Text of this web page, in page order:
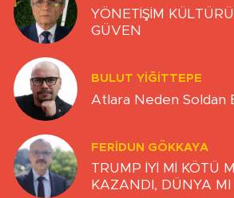
YÖNETİŞİM
GÜVEN
BULUT YİĞİTTEPE
Atlara Neden Soldan
FERIDUN GÖKKAYA
TRUMP İYİ Mİ KÖTÜ
KAZANDI, DÜNYA MI